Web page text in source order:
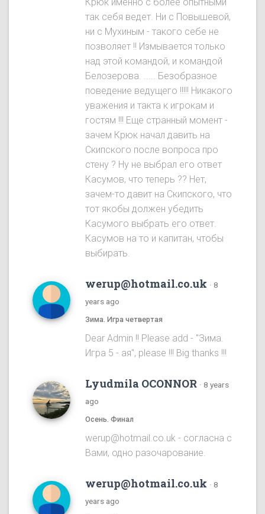
Крюк именно с более опытными
так себя ведет. Ни с Повышевой,
ни с Мухиным - такого себе не
позволяет !! Измывается только
над этой командой, и командой
Белозерова. ..... Безобразное
поведение ведущего !!!!! Никакого
уважения и такта к игрокам и
гостям !!! Еще странный момент -
зачем Крюк начал давить на
Скипского после вопроса про
стену ? Ну не выбрал его ответ
Касумов, что теперь ?? Нет,
зачем-то давит на Скипского, что
тот якобы должен убедить
Касумого выбрать его ответ.
Касумов на то и капитан, чтобы
выбирать.
werup@hotmail.co.uk · 8
years ago
Зима. Игра четвертая
Dear Admin !! Please add - "Зима.
Игра 5 - ая", please !!! Big thanks !!!
Lyudmila OCONNOR · 8 years
ago
Осень. Финал
werup@hotmail.co.uk - согласна с
Вами, одно разочарование.
werup@hotmail.co.uk · 8
years ago